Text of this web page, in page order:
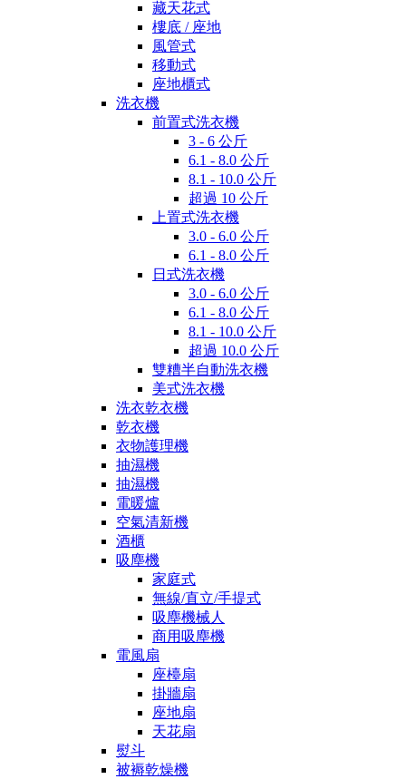
藏天花式
樓底 / 座地
風管式
移動式
座地櫃式
洗衣機
前置式洗衣機
3 - 6 公斤
6.1 - 8.0 公斤
8.1 - 10.0 公斤
超過 10 公斤
上置式洗衣機
3.0 - 6.0 公斤
6.1 - 8.0 公斤
日式洗衣機
3.0 - 6.0 公斤
6.1 - 8.0 公斤
8.1 - 10.0 公斤
超過 10.0 公斤
雙糟半自動洗衣機
美式洗衣機
洗衣乾衣機
乾衣機
衣物護理機
抽濕機
抽濕機
電暖爐
空氣清新機
酒櫃
吸塵機
家庭式
無線/直立/手提式
吸塵機械人
商用吸塵機
電風扇
座檯扇
掛牆扇
座地扇
天花扇
熨斗
被褥乾燥機